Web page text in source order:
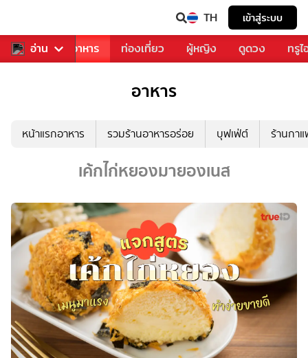
TH เข้าสู่ระบบ
อ่าน
การเพลง อาหาร ท่องเที่ยว ผู้หญิง ดูดวง ทรู
อาหาร
หน้าแรกอาหาร รวมร้านอาหารอร่อย บุฟเฟ่ต์ ร้านกา
เค้กไก่หยองมายองเนส